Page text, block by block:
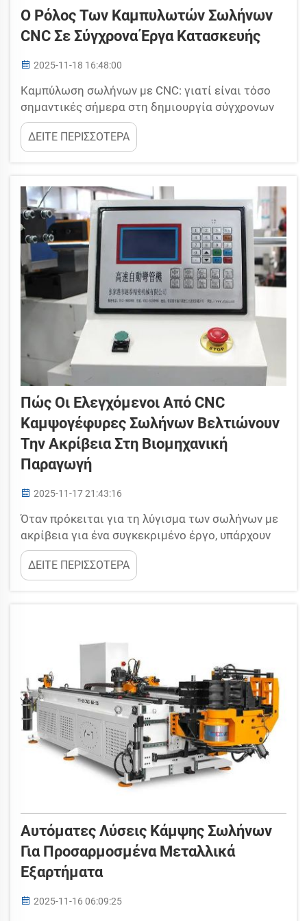
Ο Ρόλος Των Καμπυλωτών Σωλήνων
CNC Σε Σύγχρονα Έργα Κατασκευής
2025-11-18 16:48:00
Καμπύλωση σωλήνων με CNC: γιατί είναι τόσο
σημαντικές σήμερα στη δημιουργία σύγχρονων
κατασκευών; Οι μηχανές είναι ικανές να
καμπυλώνουν μεταλλικούς σωλήνες σε ποικιλία
σχημάτων που απαιτούνται στην κατασκευή.
μηχανές καμπύλωσης σωλήνων, επειδή
λειτουργούν ενάντια σε c...
ΔΕΙΤΕ ΠΕΡΙΣΣΟΤΕΡΑ
Πώς Οι Ελεγχόμενοι Από CNC
Καμψογέφυρες Σωλήνων Βελτιώνουν
Την Ακρίβεια Στη Βιομηχανική
Παραγωγή
2025-11-17 21:43:16
Όταν πρόκειται για τη λύγισμα των σωλήνων με
ακρίβεια για ένα συγκεκριμένο έργο, υπάρχουν
ορισμένα πράγματα που είναι σκόπιμο να
αποφεύγονται προκειμένου να διασφαλιστεί ότι
μόνο τα καλύτερα προϊόντα θα φτάσουν στο
ΔΕΙΤΕ ΠΕΡΙΣΣΟΤΕΡΑ
Αυτόματες Λύσεις Κάμψης Σωλήνων
Για Προσαρμοσμένα Μεταλλικά
Εξαρτήματα
2025-11-16 06:09:25